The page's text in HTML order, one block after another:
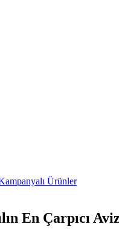
Ürünler
En Çarpıcı